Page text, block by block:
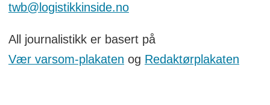
twb@logistikkinside.no
All journalistikk er basert på
Vær varsom-plakaten og Redaktørplakaten